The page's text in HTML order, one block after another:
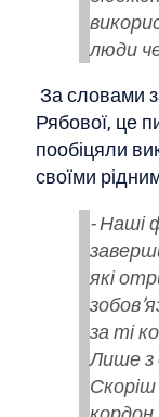
люди
За словами
Рябової, це
пообіцяли
своїми
- Наші
які
за ті
Лише з
Скоріш